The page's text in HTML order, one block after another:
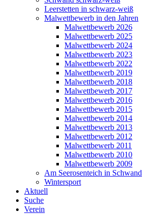
Leerstetten in schwarz-weiß
Malwettbewerb in den Jahren
Malwettbewerb 2026
Malwettbewerb 2025
Malwettbewerb 2024
Malwettbewerb 2023
Malwettbewerb 2022
Malwettbewerb 2019
Malwettbewerb 2018
Malwettbewerb 2017
Malwettbewerb 2016
Malwettbewerb 2015
Malwettbewerb 2014
Malwettbewerb 2013
Malwettbewerb 2012
Malwettbewerb 2011
Malwettbewerb 2010
Malwettbewerb 2009
Am Seerosenteich in Schwand
Wintersport
Aktuell
Suche
Verein